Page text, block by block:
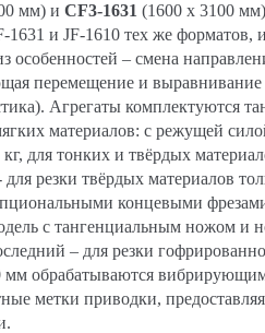
мм) и CF3-1631 (1600 x 3100
1631 и JF-1610 тех же
особенностей – смена
перемещение и
Агрегаты комплектуются
материалов: с режущей
для тонких и твёрдых
для резки твёрдых материалов
концевыми
с тангенциальным ножом и
– для резки гофри
обрабатываются
метки приводки,